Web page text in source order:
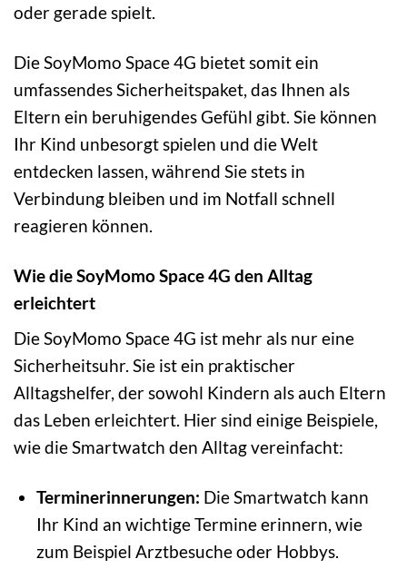
oder gerade spielt.
Die SoyMomo Space 4G bietet somit ein
umfassendes Sicherheitspaket, das Ihnen als
Eltern ein beruhigendes Gefühl gibt. Sie können
Ihr Kind unbesorgt spielen und die Welt
entdecken lassen, während Sie stets in
Verbindung bleiben und im Notfall schnell
reagieren können.
Wie die SoyMomo Space 4G den Alltag
erleichtert
Die SoyMomo Space 4G ist mehr als nur eine
Sicherheitsuhr. Sie ist ein praktischer
Alltagshelfer, der sowohl Kindern als auch Eltern
das Leben erleichtert. Hier sind einige Beispiele,
wie die Smartwatch den Alltag vereinfacht:
Terminerinnerungen: Die Smartwatch kann
Ihr Kind an wichtige Termine erinnern, wie
zum Beispiel Arztbesuche oder Hobbys.